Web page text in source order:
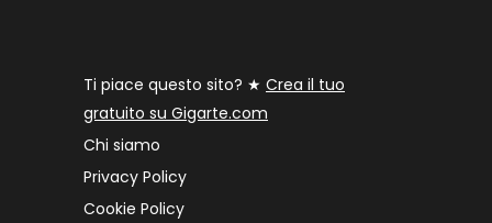
Ti piace questo sito? ★ Crea il tuo
gratuito su Gigarte.com
Chi siamo
Privacy Policy
Cookie Policy